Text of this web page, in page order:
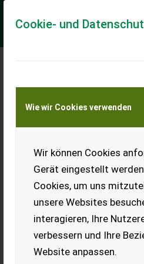
Cookie- und
Wie wir Cookies verwenden
Wir können Cookies
Gerät eingestellt
Cookies, um uns
unsere Websites
interagieren, Ihre
verbessern und Ihre
Website anpassen.
Meine
Transport von Land-
KEINE
Sonstige
Anhängerkupplung am
am Hoflader montiert werden.
beliebigen Anhänger auch mit
EUR 390 inkl. 20 % MwSt.